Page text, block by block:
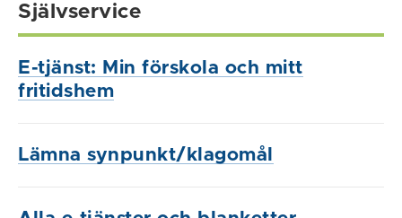
Självservice
E-tjänst: Min förskola och mitt
fritidshem
Lämna synpunkt/klagomål